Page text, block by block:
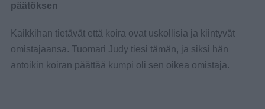
päätöksen
Kaikkihan tietävät että koira ovat uskollisia ja kiintyvät
omistajaansa. Tuomari Judy tiesi tämän, ja siksi hän
antoikin koiran päättää kumpi oli sen oikea omistaja.